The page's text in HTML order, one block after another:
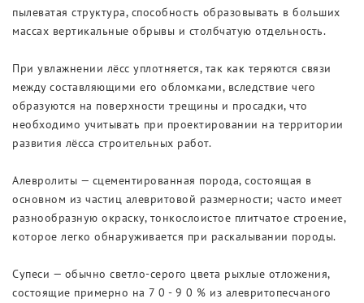
пылеватая структура, способность образовывать в больших
массах вертикальные обрывы и столбчатую отдельность.
При увлажнении лёсс уплотняется, так как теряются связи
между составляющими его обломками, вследствие чего
образуются на поверхности трещины и просадки, что
необходимо учитывать при проектировании на территории
развития лёсса строительных работ.
Алевролиты — сцементированная порода, состоящая в
основном из частиц алевритовой размерности; часто имеет
разнообразную окраску, тонкослоистое плитчатое строение,
которое легко обнаруживается при раскалывании породы.
Супеси — обычно светло-серого цвета рыхлые отложения,
состоящие примерно на 7 0 - 9 0 % из алевритопесчаного